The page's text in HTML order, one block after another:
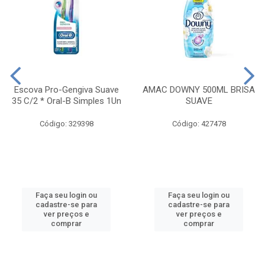
Escova Pro-Gengiva Suave
35 C/2 * Oral-B Simples 1Un
Código: 329398
Faça seu login ou
cadastre-se para
ver preços e
comprar
AMAC DOWNY 500ML BRISA
SUAVE
Código: 427478
Faça seu login ou
cadastre-se para
ver preços e
comprar